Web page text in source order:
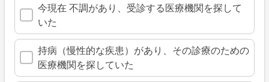
今現在 不調があり、受診する医療機関を探して
いた
持病（慢性的な疾患）があり、その診療のための
医療機関を探していた